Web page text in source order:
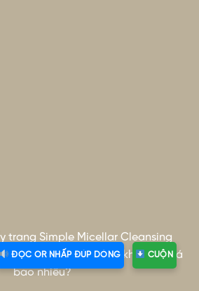
trang Simple Micellar Cleansing
cho da dầu mụn có tốt không? Giá
bao nhiêu?
ĐỌC OR NHẤP ĐÚP DÒNG CUỘN